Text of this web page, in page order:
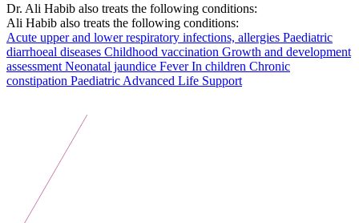
Dr. Ali Habib also treats the following conditions:
Ali Habib also treats the following conditions:
Acute upper and lower respiratory infections, allergies Paediatric
diarrhoeal diseases Childhood vaccination Growth and development
assessment Neonatal jaundice Fever In children Chronic
constipation Paediatric Advanced Life Support